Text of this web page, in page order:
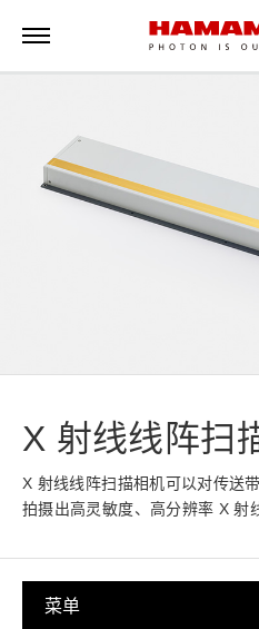
X 射线线阵扫
X 射线线阵扫描相机可以对传送
拍摄出高灵敏度、高分辨率 X 射
菜单